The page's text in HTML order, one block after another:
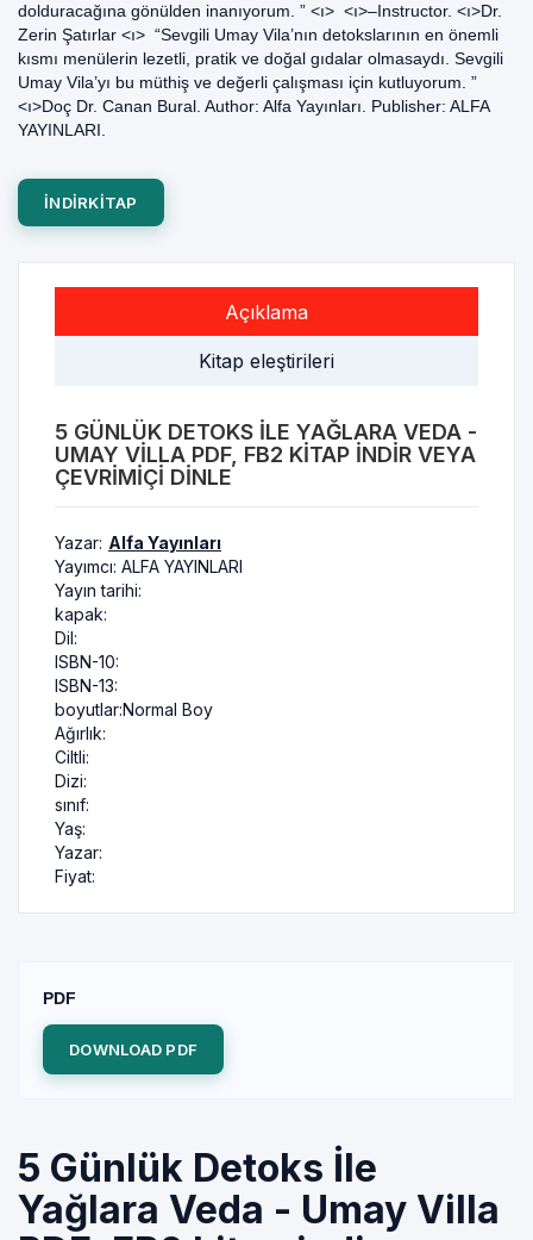
dolduracağına gönülden inanıyorum. ” <ı> <ı>–Instructor. <ı>Dr.
Zerin Şatırlar <ı> “Sevgili Umay Vila’nın detokslarının en önemli
kısmı menülerin lezetli, pratik ve doğal gıdalar olmasaydı. Sevgili
Umay Vila’yı bu müthiş ve değerli çalışması için kutluyorum. ”
<ı>Doç Dr. Canan Bural. Author: Alfa Yayınları. Publisher: ALFA
YAYINLARI.
INDIRKITAP
Açıklama
Kitap eleştirileri
5 GÜNLÜK DETOKS İLE YAĞLARA VEDA -
UMAY VILLA PDF, FB2 KITAP INDIR VEYA
ÇEVRIMIÇI DINLE
Yazar: Alfa Yayınları
Yayımcı: ALFA YAYINLARI
Yayın tarihi:
kapak:
Dil:
ISBN-10:
ISBN-13:
boyutlar:Normal Boy
Ağırlık:
Ciltli:
Dizi:
sınıf:
Yaş:
Yazar:
Fiyat:
PDF
DOWNLOAD PDF
5 Günlük Detoks İle
Yağlara Veda - Umay Villa